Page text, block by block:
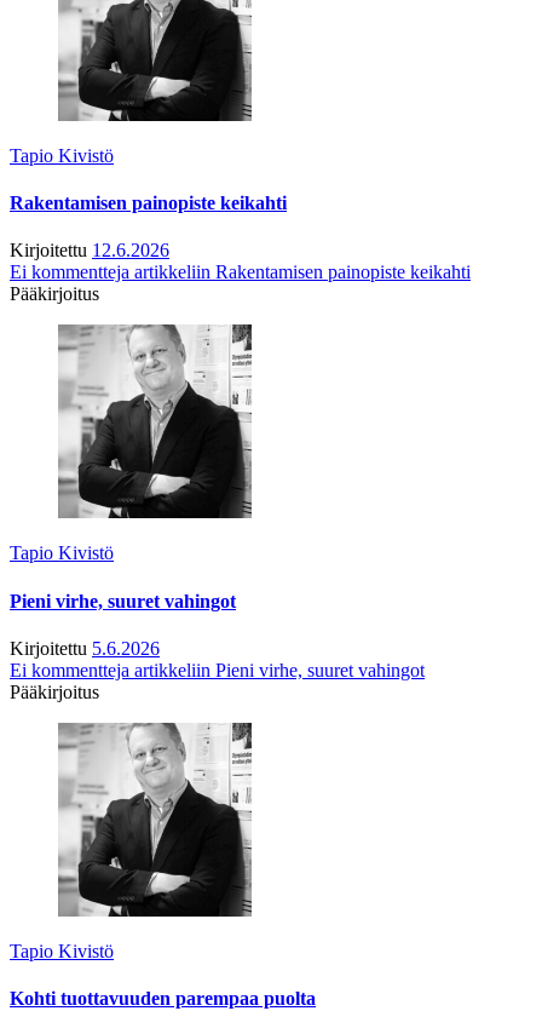
Tapio Kivistö
Rakentamisen painopiste keikahti
Kirjoitettu 12.6.2026
Ei kommentteja artikkeliin Rakentamisen painopiste keikahti
Pääkirjoitus
Tapio Kivistö
Pieni virhe, suuret vahingot
Kirjoitettu 5.6.2026
Ei kommentteja artikkeliin Pieni virhe, suuret vahingot
Pääkirjoitus
Tapio Kivistö
Kohti tuottavuuden parempaa puolta